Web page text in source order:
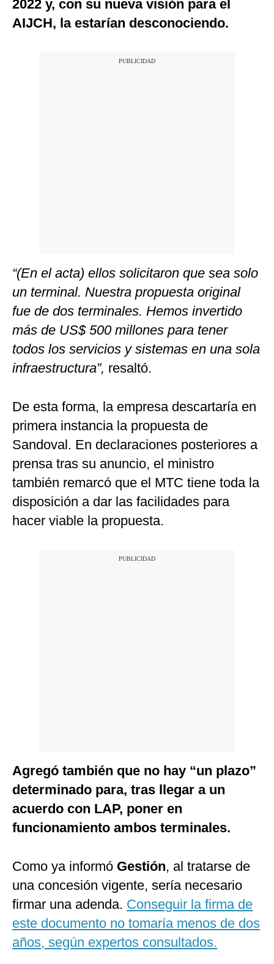
2022 y, con su nueva visión para el
AIJCH, la estarían desconociendo.
“(En el acta) ellos solicitaron que sea solo
un terminal. Nuestra propuesta original
fue de dos terminales. Hemos invertido
más de US$ 500 millones para tener
todos los servicios y sistemas en una sola
infraestructura”, resaltó.
De esta forma, la empresa descartaría en
primera instancia la propuesta de
Sandoval. En declaraciones posteriores a
prensa tras su anuncio, el ministro
también remarcó que el MTC tiene toda la
disposición a dar las facilidades para
hacer viable la propuesta.
Agregó también que no hay “un plazo”
determinado para, tras llegar a un
acuerdo con LAP, poner en
funcionamiento ambos terminales.
Como ya informó Gestión, al tratarse de
una concesión vigente, sería necesario
firmar una adenda. Conseguir la firma de
este documento no tomaría menos de dos
años, según expertos consultados.